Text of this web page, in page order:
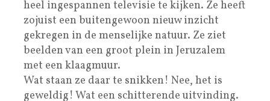
heel ingespannen televisie te kijken. Ze heeft
zojuist een buitengewoon nieuw inzicht
gekregen in de menselijke natuur. Ze ziet
beelden van een groot plein in Jeruzalem
met een klaagmuur.
Wat staan ze daar te snikken! Nee, het is
geweldig! Wat een schitterende uitvinding.